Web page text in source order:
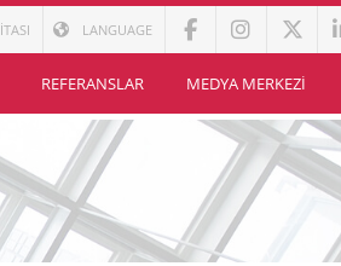
LANGUAGE
REFERANSLAR MEDYA MERKEZI